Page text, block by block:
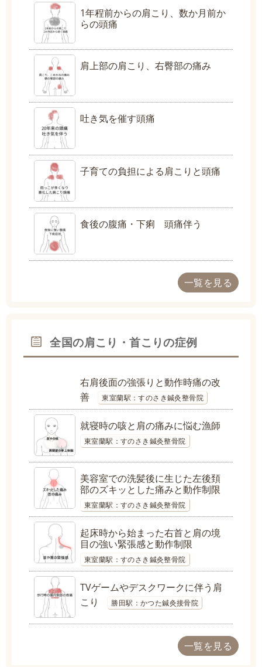
1年程前からの肩こり、数か月前か
らの頭痛
肩上部の肩こり、右臀部の痛み
吐き気を催す頭痛
子育ての負担による肩こりと頭痛
食後の腹痛・下痢 頭痛伴う
一覧を見る
全国の肩こり・首こりの症例
右肩後面の強張りと動作時痛の改
善
東室蘭駅：すのさき鍼灸整骨院
就寝時の咳と肩の痛みに悩む漁師
東室蘭駅：すのさき鍼灸整骨院
美容室での洗髪後に生じた左後頚
部のズキッとした痛みと動作制限
東室蘭駅：すのさき鍼灸整骨院
起床時から始まった右首と肩の境
目の強い緊張感と動作制限
東室蘭駅：すのさき鍼灸整骨院
TVゲームやデスクワークに伴う肩
こり
勝田駅：かつた鍼灸接骨院
一覧を見る